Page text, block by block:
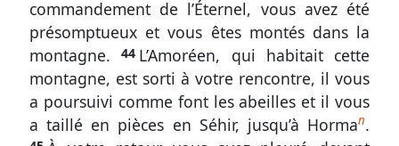
commandement de l’Éternel, vous avez été
présomptueux et vous êtes montés dans la
montagne.44 L’Amoréen, qui habitait cette
montagne, est sorti à votre rencontre, il vous
a poursuivi comme font les abeilles et il vous
a taillé en pièces en Séhir, jusqu’à Horman.